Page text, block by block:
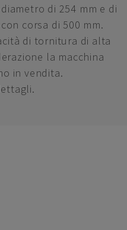
di 254 mm e di
corsa di 500 mm.
di tornitura di alta
la macchina
in vendita.